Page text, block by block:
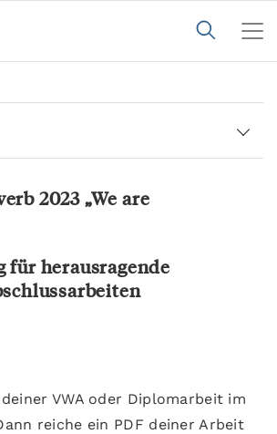
2023 „We are
für herausragende
VWA oder Diplomarbeit im
reiche ein PDF deiner Arbeit